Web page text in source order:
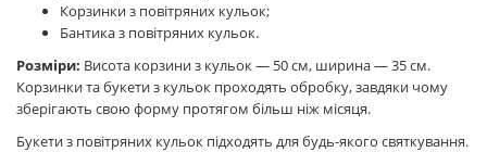
Корзинки з повітряних кульок;
Бантика з повітряних кульок.
Розміри: Висота корзини з кульок — 50 см, ширина — 35 см.
Корзинки та букети з кульок проходять обробку, завдяки чому
зберігають свою форму протягом більш ніж місяця.
Букети з повітряних кульок підходять для будь-якого святкування.